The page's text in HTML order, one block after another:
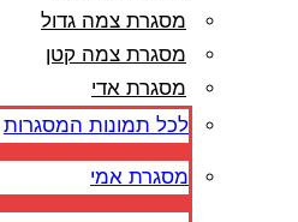
מסגרת צמה גדול
מסגרת צמה קטן
מסגרת אדי
לכל תמונות המסגרות
מסגרת אמי